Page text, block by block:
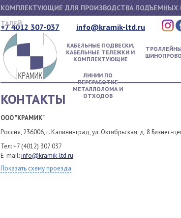
КОМПЛЕКТУЮЩИЕ ДЛЯ ПРОИЗВОДСТВА ПОДЪЕМНЫХ
ТАЛЕЙ
+7 4012 307-037 info@kramik-ltd.ru
КАБЕЛЬНЫЕ ПОДВЕСКИ,
КАБЕЛЬНЫЕ ТЕЛЕЖКИ И
КОМПЛЕКТУЮЩИЕ
ЛИНИИ ПО
ПЕРЕРАБОТКЕ
МЕТАЛЛОЛОМА И
ОТХОДОВ
КОНТАКТЫ
ООО "КРАМИК"
Россия, 236006, г. Калининград, ул. Октябрьская, д. 8 Бизнес-
Тел: +7 (4012) 307 037
E-mail:info@kramik-ltd.ru
Показать схему проезда